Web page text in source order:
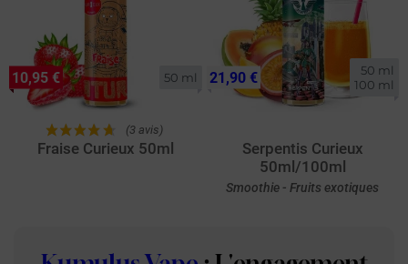
50 ml
(3 avis)
Fraise Curieux 50ml
10,95 €
50 ml
100 ml
Serpentis Curieux
50ml/100ml
Smoothie - Fruits exotiques
21,90 €